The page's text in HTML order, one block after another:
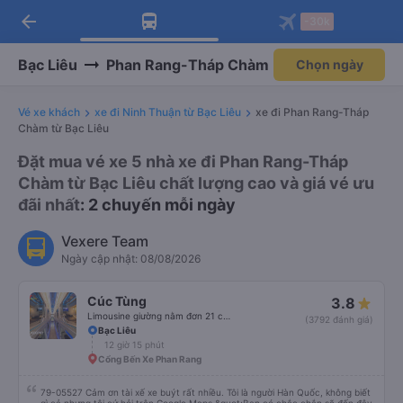
Tải app Vexere ngay!
Nhận ưu đãi thành viên độc
Mở app
Tải app Vexere
-30k/ghế khi đặt vé máy bay qua
Mở app
arrow_back
Bạc Liêu Phan Rang-Tháp Chàm Chọn ngày
Vé xe khách xe đi Ninh Thuận từ Bạc Liêu
xe đi Phan Rang-Tháp
Chàm từ Bạc Liêu
Đặt mua vé xe 5 nhà xe đi Phan Rang-Tháp
Chàm từ Bạc Liêu chất lượng cao và giá vé ưu
đãi nhất: 2 chuyến mỗi ngày
Vexere Team
Ngày cập nhật: 08/08/2026
Cúc Tùng 3.8
(3792 đánh giá)
Bạc Liêu
12 giờ 15 phút
Cổng Bến Xe Phan Rang
79-05527 Cảm ơn tài xế xe buýt rất nhiều. Tôi là người Hàn Quốc, không biết